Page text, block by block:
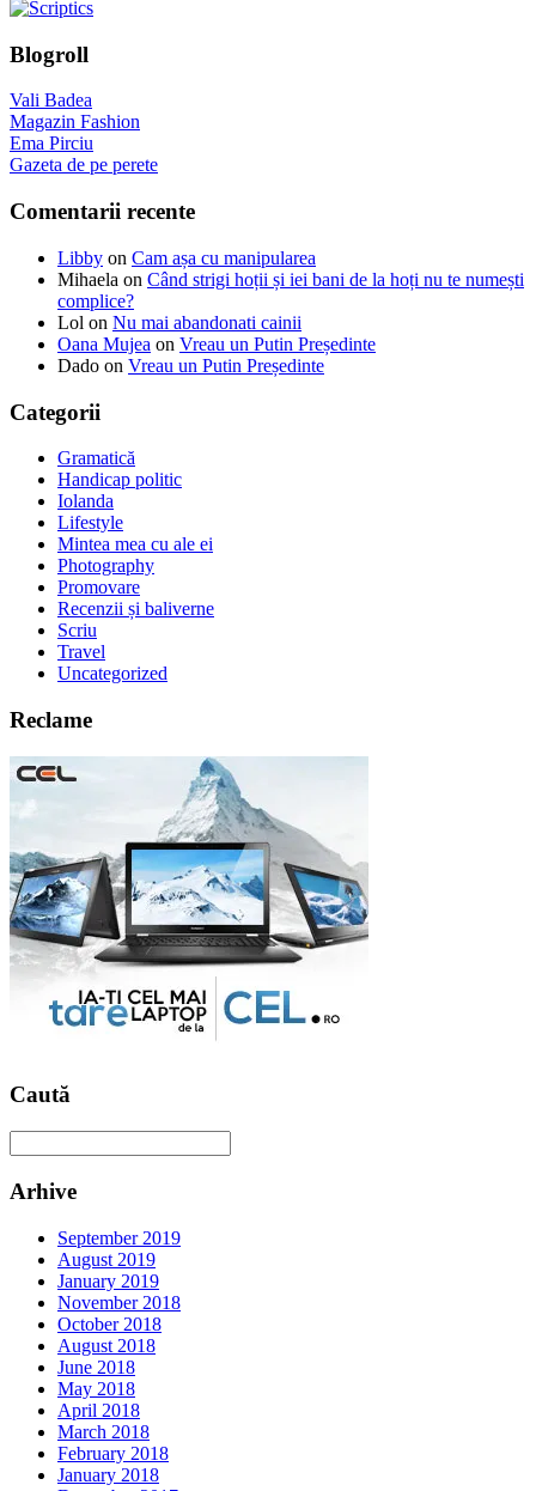
Blogroll
Vali Badea
Magazin Fashion
Ema Pirciu
Gazeta de pe perete
Comentarii recente
Libby on Cam așa cu manipularea
Mihaela on Când strigi hoții și iei bani de la hoți nu te numești
complice?
Lol on Nu mai abandonati cainii
Oana Mujea on Vreau un Putin Președinte
Dado on Vreau un Putin Președinte
Categorii
Gramatică
Handicap politic
Iolanda
Lifestyle
Mintea mea cu ale ei
Photography
Promovare
Recenzii și baliverne
Scriu
Travel
Uncategorized
Reclame
Caută
Arhive
September 2019
August 2019
January 2019
November 2018
October 2018
August 2018
June 2018
May 2018
April 2018
March 2018
February 2018
January 2018